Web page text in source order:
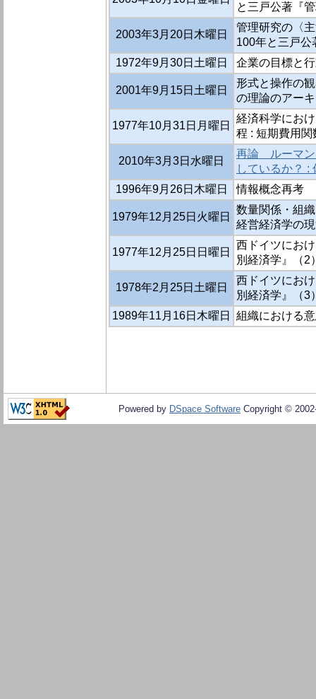
と三戸公著『
2003年3月20日木曜日
管理研究の〈
100年と三戸公
1972年9月30日土曜日
企業の目標と
2001年9月15日土曜日
形式と操作の
の理論のアー
1977年10月31日月曜日
経済科学にお
程 : 短期費用
2010年3月3日水曜日
再論 ルーマン
しているか？ :
1996年9月26日木曜日
情報概念再考
1979年12月25日火曜日
数量関係・組
経営経済学の
1977年12月25日日曜日
西ドイツにお
別経済学』（2
1978年2月25日土曜日
西ドイツにお
別経済学』（3
1989年11月16日木曜日
組織における
Powered by DSpace Software Copyright ©